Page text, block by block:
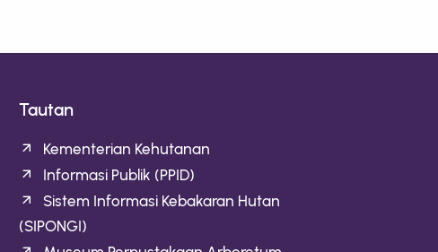
Tautan
Kementerian Kehutanan
Informasi Publik (PPID)
Sistem Informasi Kebakaran Hutan
(SIPONGI)